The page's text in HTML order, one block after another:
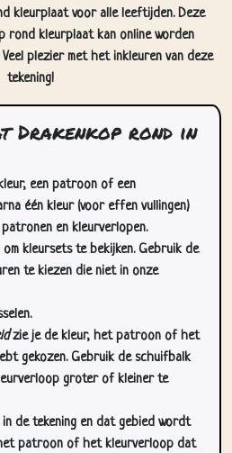
kleurplaat voor alle leeftijden. Deze
rond kleurplaat kan online worden
plezier met het inkleuren van deze
tekening!
Drakenkop rond in
een patroon of een
één kleur (voor effen vullingen)
en kleurverlopen.
kleursets te bekijken. Gebruik de
te kiezen die niet in onze
zie je de kleur, het patroon of het
gekozen. Gebruik de schuifbalk
groter of kleiner te
de tekening en dat gebied wordt
patroon of het kleurverloop dat